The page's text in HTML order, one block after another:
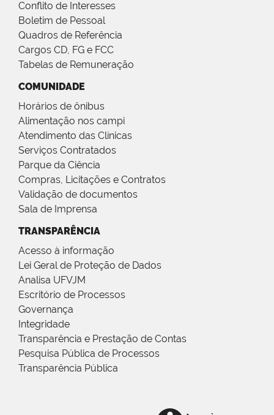
Conflito de Interesses
Boletim de Pessoal
Quadros de Referência
Cargos CD, FG e FCC
Tabelas de Remuneração
COMUNIDADE
Horários de ônibus
Alimentação nos campi
Atendimento das Clínicas
Serviços Contratados
Parque da Ciência
Compras, Licitações e Contratos
Validação de documentos
Sala de Imprensa
TRANSPARÊNCIA
Acesso à informação
Lei Geral de Proteção de Dados
Analisa UFVJM
Escritório de Processos
Governança
Integridade
Transparência e Prestação de Contas
Pesquisa Pública de Processos
Transparência Pública